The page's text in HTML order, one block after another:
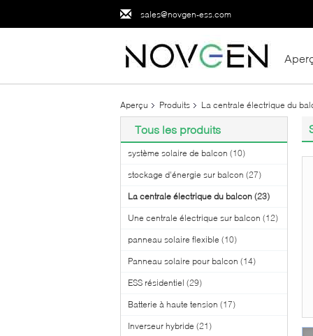
sales@novgen-ess.com
Aperçu Produits La centrale électrique du
Tous les produits
système solaire de balcon (10)
stockage d'énergie sur balcon (27)
La centrale électrique du balcon (23)
Une centrale électrique sur balcon (12)
panneau solaire flexible (10)
Panneau solaire pour balcon (14)
ESS résidentiel (29)
Batterie à haute tension (17)
Inverseur hybride (21)